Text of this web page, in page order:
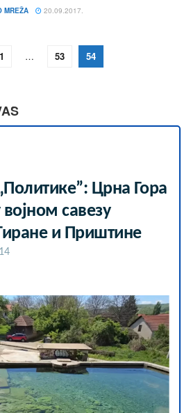
MREŽA 20.09.2017.
1 … 53 54
Црна Гора
савезу
и Приштине